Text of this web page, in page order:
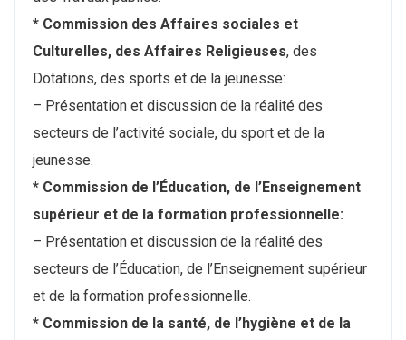
* Commission des Affaires sociales et
Culturelles, des Affaires Religieuses, des
Dotations, des sports et de la jeunesse:
– Présentation et discussion de la réalité des
secteurs de l’activité sociale, du sport et de la
jeunesse.
* Commission de l’Éducation, de l’Enseignement
supérieur et de la formation professionnelle:
– Présentation et discussion de la réalité des
secteurs de l’Éducation, de l’Enseignement supérieur
et de la formation professionnelle.
* Commission de la santé, de l’hygiène et de la